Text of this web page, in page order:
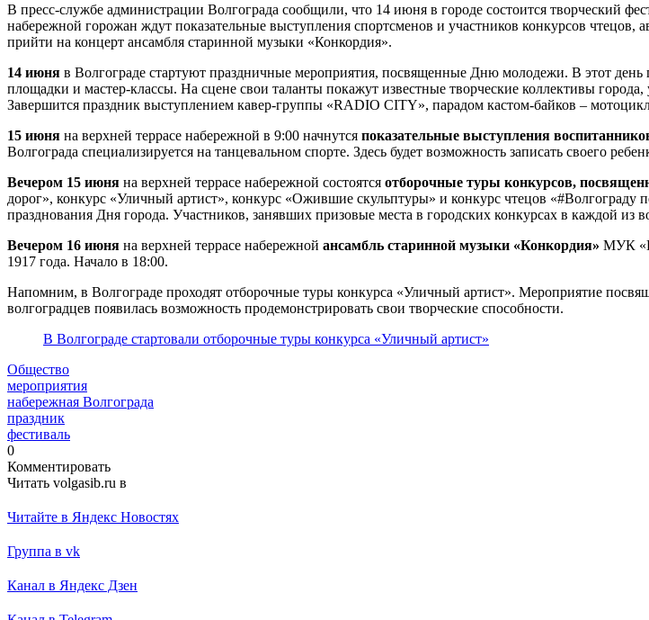
В пресс-службе администрации Волгограда сообщили, что 14 июня в городе состоится творческий
набережной горожан ждут показательные выступления спортсменов и участников конкурсов чтецов,
прийти на концерт ансамбля старинной музыки «Конкордия».
​14 июня в Волгограде стартуют праздничные мероприятия, посвященные Дню молодежи. В этот день
площадки и мастер-классы. На сцене свои таланты покажут известные творческие коллективы
Завершится праздник выступлением кавер-группы «RADIO CITY», парадом кастом-байков –
15 июня на верхней террасе набережной в 9:00 начнутся показательные выступления
Волгограда специализируется на танцевальном спорте. Здесь будет возможность записать своего
Вечером 15 июня на верхней террасе набережной состоятся отборочные туры конкурсов,
дорог», конкурс «Уличный артист», конкурс «Ожившие скульптуры» и конкурс чтецов
празднования Дня города. Участников, занявших призовые места в городских конкурсах в каждой из
Вечером 16 июня на верхней террасе набережной ансамбль старинной музыки «Конкордия» МУК
1917 года. Начало в 18:00.
Напомним, в Волгограде проходят отборочные туры конкурса «Уличный артист». Мероприятие
волгоградцев появилась возможность продемонстрировать свои творческие способности.
В Волгограде стартовали отборочные туры конкурса «Уличный артист»
Общество
мероприятия
набережная Волгограда
праздник
фестиваль
0
Комментировать
Читать volgasib.ru в
Читайте в Яндекс Новостях
Группа в vk
Канал в Яндекс Дзен